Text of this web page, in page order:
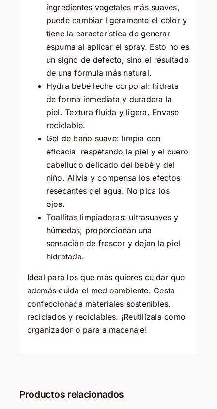
ingredientes vegetales más suaves,
puede cambiar ligeramente el color y
tiene la característica de generar
espuma al aplicar el spray. Esto no es
un signo de defecto, sino el resultado
de una fórmula más natural.
Hydra bebé leche corporal: hidrata
de forma inmediata y duradera la
piel. Textura fluida y ligera. Envase
reciclable.
Gel de baño suave: limpia con
eficacia, respetando la piel y el cuero
cabelludo delicado del bebé y del
niño. Alivia y compensa los efectos
resecantes del agua. No pica los
ojos.
Toallitas limpiadoras: ultrasuaves y
húmedas, proporcionan una
sensación de frescor y dejan la piel
hidratada.
Ideal para los que más quieres cuidar que
además cuida el medioambiente. Cesta
confeccionada materiales sostenibles,
reciclados y reciclables. ¡Reutilízala como
organizador o para almacenaje!
Productos relacionados